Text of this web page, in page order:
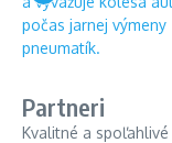
Partneri
Kvalitné a spoľahlivé